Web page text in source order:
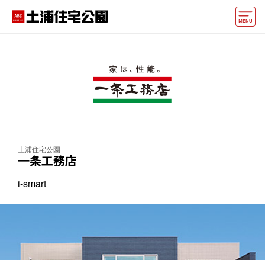
住宅会社・ハウスメーカー
イベント情報・プレゼント
好みからモデルハウスを探す
アカウント登録
土浦住宅公園
一条工務店
i-smart